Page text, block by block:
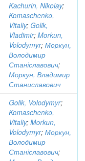
Kachurin, Nikolay;
Komaschenko,
Vitaliy; Golik,
Vladimir; Morkun,
Volodymyr; Моркун,
Володимир
Станіславович;
Моркун, Владимир
Станиславович
Golik, Volodymyr;
Komaschenko,
Vitaliy; Morkun,
Volodymyr; Моркун,
Володимир
Станіславович;